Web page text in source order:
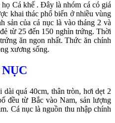
Cá khế . Đây là nhóm cá có giá
khai thác phổ biến ở nhiều vùng
sản của cá nục là vào tháng 2 và
từ 25 đến 150 nghìn trứng. Thời
ăn ngon nhất. Thức ăn chính
xương sống.
quá 40cm, thân tròn, hơi dẹt 2
đều từ Bắc vào Nam, sản lượng
Cá nục là nguồn thu nhập chính